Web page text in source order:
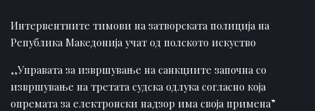
Интервентните тимови на затворската полиција на
Република Македонија учат од полското искуство
,,Управата за извршување на санкциите започна со
извршување на третата судска одлука согласно која
опремата за електронски надзор има своја примена”